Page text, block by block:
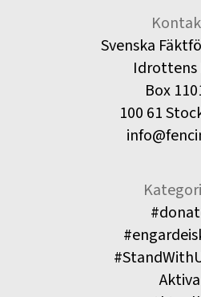
Svenska
Idrottens
Box
100 61
Aktiva